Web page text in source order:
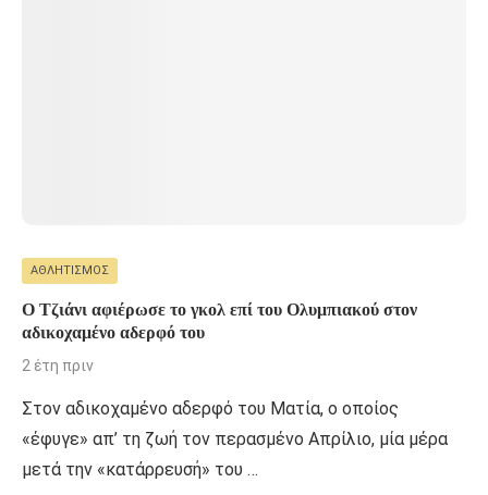
ΑΘΛΗΤΙΣΜΌΣ
Ο Τζιάνι αφιέρωσε το γκολ επί του Ολυμπιακού στον
αδικοχαμένο αδερφό του
2 έτη πριν
Στον αδικοχαμένο αδερφό του Ματία, ο οποίος
«έφυγε» απ’ τη ζωή τον περασμένο Απρίλιο, μία μέρα
μετά την «κατάρρευσή» του …